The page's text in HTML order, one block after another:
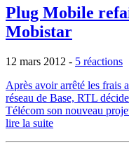
Plug Mobile
Mobistar
12 mars 2012 - 5 réactions
Après avoir arrêté les frais
réseau de Base, RTL
Télécom son nouveau
lire la suite